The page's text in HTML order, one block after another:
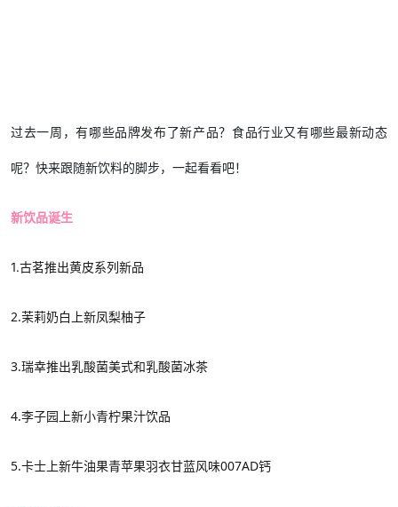
过去一周，有哪些品牌发布了新产品？食品行业又有哪些最新动态
呢？快来跟随新饮料的脚步，一起看看吧！
新饮品诞生
1.古茗推出黄皮系列新品
2.茉莉奶白上新凤梨柚子
3.瑞幸推出乳酸菌美式和乳酸菌冰茶
4.李子园上新小青柠果汁饮品
5.卡士上新牛油果青苹果羽衣甘蓝风味007AD钙